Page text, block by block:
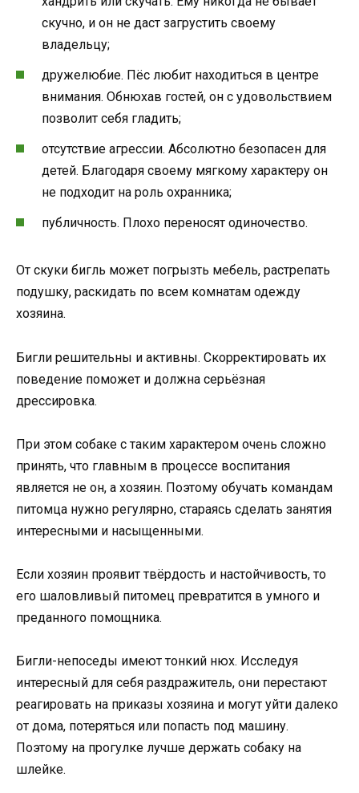
скучно, и он не даст загрустить своему
владельцу;
дружелюбие. Пёс любит находиться в центре
внимания. Обнюхав гостей, он с удовольствием
позволит себя гладить;
отсутствие агрессии. Абсолютно безопасен для
детей. Благодаря своему мягкому характеру он
не подходит на роль охранника;
публичность. Плохо переносят одиночество.
От скуки бигль может погрызть мебель, растрепать
подушку, раскидать по всем комнатам одежду
хозяина.
Бигли решительны и активны. Скорректировать их
поведение поможет и должна серьёзная
дрессировка.
При этом собаке с таким характером очень сложно
принять, что главным в процессе воспитания
является не он, а хозяин. Поэтому обучать командам
питомца нужно регулярно, стараясь сделать занятия
интересными и насыщенными.
Если хозяин проявит твёрдость и настойчивость, то
его шаловливый питомец превратится в умного и
преданного помощника.
Бигли-непоседы имеют тонкий нюх. Исследуя
интересный для себя раздражитель, они перестают
реагировать на приказы хозяина и могут уйти далеко
от дома, потеряться или попасть под машину.
Поэтому на прогулке лучше держать собаку на
шлейке.